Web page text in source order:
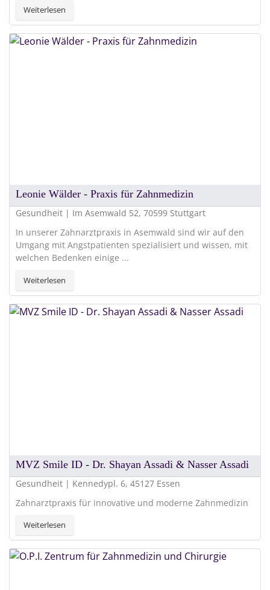
Weiterlesen
Leonie Wälder - Praxis für Zahnmedizin
Gesundheit | Im Asemwald 52, 70599 Stuttgart
In unserer Zahnarztpraxis in Asemwald sind wir auf den
Umgang mit Angstpatienten spezialisiert und wissen, mit
welchen Bedenken einige ...
Weiterlesen
MVZ Smile ID - Dr. Shayan Assadi & Nasser Assadi
Gesundheit | Kennedypl. 6, 45127 Essen
Zahnarztpraxis für innovative und moderne Zahnmedizin
Weiterlesen